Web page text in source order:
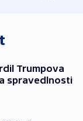
Trumpova
spravedlnosti